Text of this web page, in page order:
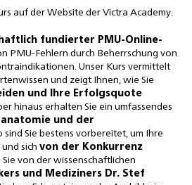
auf der Website der Victra Academy.
fundierter PMU-Online-
PMU-Fehlern durch Beherrschung von
Unser Kurs vermittelt
und zeigt Ihnen, wie Sie
und Ihre Erfolgsquote
hinaus erhalten Sie ein umfassendes
und der
sind Sie bestens vorbereitet, um Ihre
sich von der Konkurrenz
von der wissenschaftlichen
und Mediziners Dr. Stef